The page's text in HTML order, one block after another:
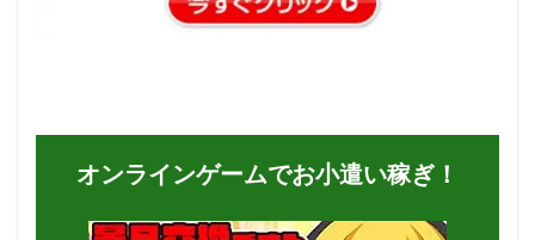
オンラインゲームでお小遣い稼ぎ！